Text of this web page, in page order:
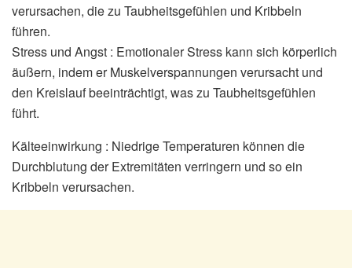
verursachen, die zu Taubheitsgefühlen und Kribbeln
führen.
Stress und Angst : Emotionaler Stress kann sich körperlich
äußern, indem er Muskelverspannungen verursacht und
den Kreislauf beeinträchtigt, was zu Taubheitsgefühlen
führt.
Kälteeinwirkung : Niedrige Temperaturen können die
Durchblutung der Extremitäten verringern und so ein
Kribbeln verursachen.